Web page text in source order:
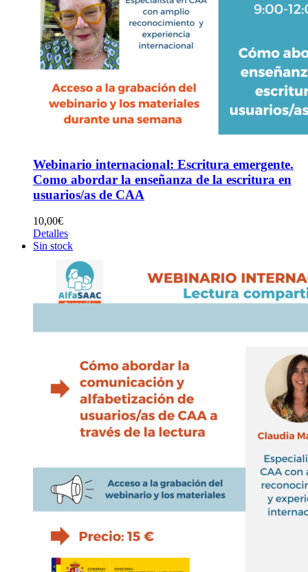
Webinario internacional: Escritura emergente.
Como abordar la enseñanza de la escritura en
usuarios/as de CAA
10,00€
Detalles
Sin stock